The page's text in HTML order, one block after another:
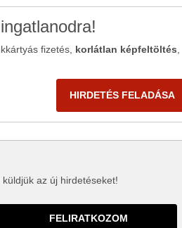
fizetés, korlátlan képfeltöltés
HIRDETÉS FELADÁSA
az új hirdetéseket!